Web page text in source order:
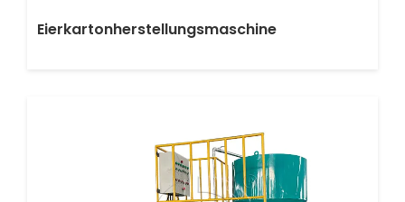
Eierkartonherstellungsmaschine